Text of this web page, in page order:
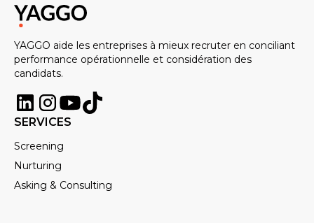
YAGGO aide les entreprises à mieux recruter en conciliant
performance opérationnelle et considération des
candidats.
SERVICES
Screening
Nurturing
Asking & Consulting